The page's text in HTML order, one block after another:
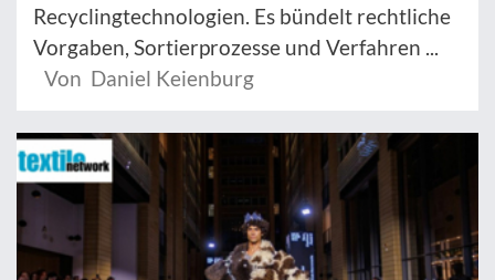
Recyclingtechnologien. Es bündelt rechtliche
Vorgaben, Sortierprozesse und Verfahren ...
Von Daniel Keienburg